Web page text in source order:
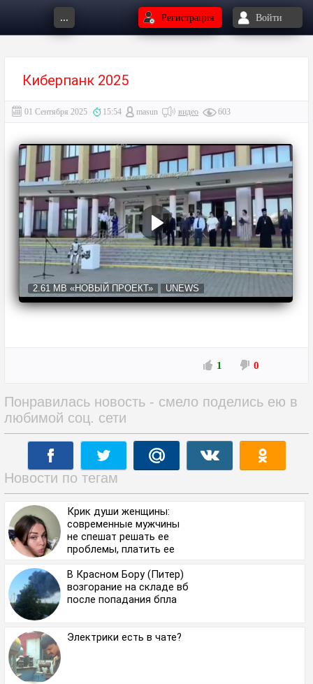
... Регистрация Войти
Киберпанк 2025
01 Сентября 2025 15:54 masun видео 603
2.61 MB «НОВЫЙ ПРОЕКТ» UNEWS
1 0
Понравилась новость - смело поделись ею в
любимой соц. сети
Новости по тегам
Крик души женщины:
современные мужчины
не спешат решать ее
проблемы, платить ее
В Красном Бору (Питер)
возгорание на складе вб
после попадания бпла
Электрики есть в чате?